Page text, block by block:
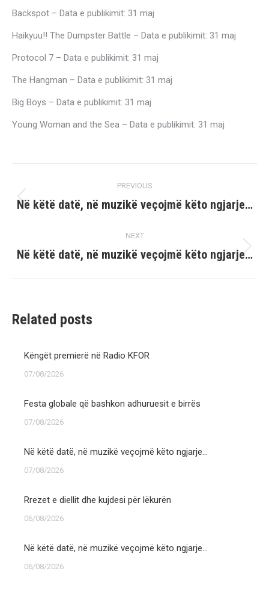
Backspot – Data e publikimit: 31 maj
Haikyuu!! The Dumpster Battle – Data e publikimit: 31 maj
Protocol 7 – Data e publikimit: 31 maj
The Hangman – Data e publikimit: 31 maj
Big Boys – Data e publikimit: 31 maj
Young Woman and the Sea – Data e publikimit: 31 maj
navigation
PREVIOUS
Previous
Në këtë datë, në muzikë veçojmë këto ngjarje…
NEXT
Next
Në këtë datë, në muzikë veçojmë këto ngjarje…
Related posts
Këngët premierë në Radio KFOR
07/08/2026
Festa globale që bashkon adhuruesit e birrës
07/08/2026
Në këtë datë, në muzikë veçojmë këto ngjarje…
07/08/2026
Rrezet e diellit dhe kujdesi për lëkurën
06/08/2026
Në këtë datë, në muzikë veçojmë këto ngjarje…
06/08/2026